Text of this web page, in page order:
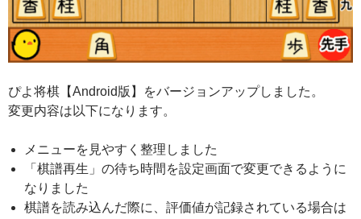
ぴよ将棋【Android版】をバージョンアップしました。
変更内容は以下になります。
メニューを見やすく整理しました
「棋譜再生」の待ち時間を設定画面で変更できるように
なりました
棋譜を読み込んだ際に、評価値が記録されている場合は